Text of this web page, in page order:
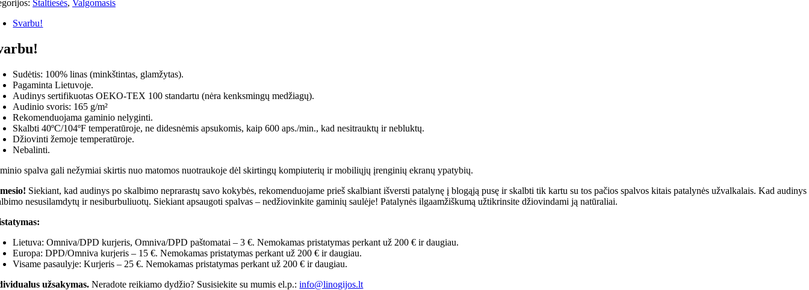
Staltiesės, Valgomasis
Svarbu!
Sudėtis: 100% linas (minkštintas, glamžytas).
Pagaminta Lietuvoje.
Audinys sertifikuotas OEKO-TEX 100 standartu (nėra kenksmingų medžiagų).
Audinio svoris: 165 g/m²
Rekomenduojama gaminio nelyginti.
Skalbti 40ºC/104ºF temperatūroje, ne didesnėmis apsukomis, kaip 600 aps./min., kad nesitrauktų ir nebluktų.
Džiovinti žemoje temperatūroje.
Nebalinti.
spalva gali nežymiai skirtis nuo matomos nuotraukoje dėl skirtingų kompiuterių ir mobiliųjų įrenginių ekranų ypatybių.
Siekiant, kad audinys po skalbimo neprarastų savo kokybės, rekomenduojame prieš skalbiant išversti patalynę į blogąją pusę ir skalbti tik kartu su tos pačios spalvos kitais patalynės užvalkalais. Kad audinys
nesusilamdytų ir nesiburbuliuotų. Siekiant apsaugoti spalvas – nedžiovinkite gaminių saulėje! Patalynės ilgaamžiškumą užtikrinsite džiovindami ją natūraliai.
Lietuva: Omniva/DPD kurjeris, Omniva/DPD paštomatai – 3 €. Nemokamas pristatymas perkant už 200 € ir daugiau.
Europa: DPD/Omniva kurjeris – 15 €. Nemokamas pristatymas perkant už 200 € ir daugiau.
Visame pasaulyje: Kurjeris – 25 €. Nemokamas pristatymas perkant už 200 € ir daugiau.
užsakymas.Neradote reikiamo dydžio? Susisiekite su mumis el.p.:info@linogijos.lt